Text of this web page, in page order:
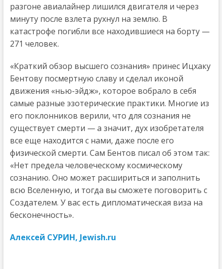
разгоне авиалайнер лишился двигателя и через
минуту после взлета рухнул на землю. В
катастрофе погибли все находившиеся на борту —
271 человек.
«Краткий обзор высшего сознания» принес Ицхаку
Бентову посмертную славу и сделал иконой
движения «нью-эйдж», которое вобрало в себя
самые разные эзотерические практики. Многие из
его поклонников верили, что для сознания не
существует смерти — а значит, дух изобретателя
все еще находится с нами, даже после его
физической смерти. Сам Бентов писал об этом так:
«Нет предела человеческому космическому
сознанию. Оно может расшириться и заполнить
всю Вселенную, и тогда вы сможете поговорить с
Создателем. У вас есть дипломатическая виза на
бесконечность».
Алексей СУРИН, Jewish.ru